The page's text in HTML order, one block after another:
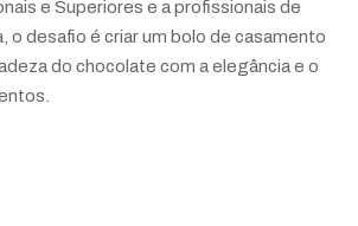
e Superiores e a profissionais de
o desafio é criar um bolo de casamento
do chocolate com a elegância e o